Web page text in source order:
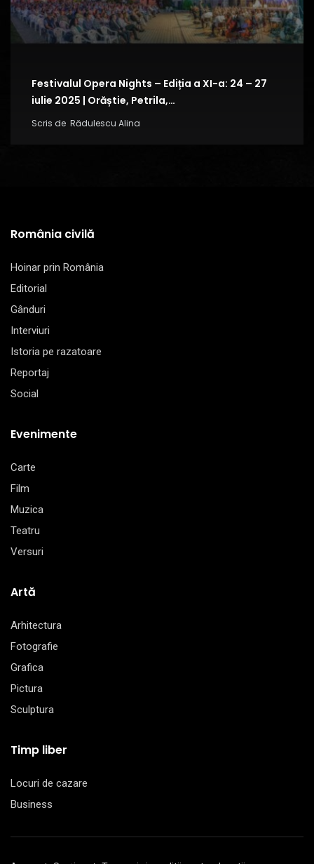
Festivalul Opera Nights – Ediția a XI-a: 24 – 27
iulie 2025 | Orăștie, Petrila,…
Scris de Rădulescu Alina
România civilă
Hoinar prin România
Editorial
Gânduri
Interviuri
Istoria pe razatoare
Reportaj
Social
Evenimente
Carte
Film
Muzica
Teatru
Versuri
Artă
Arhitectura
Fotografie
Grafica
Pictura
Sculptura
Timp liber
Locuri de cazare
Business